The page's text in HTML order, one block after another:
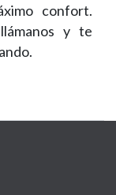
confort.
y te